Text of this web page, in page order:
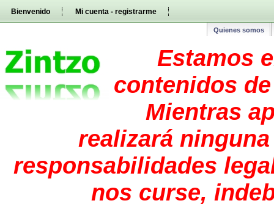
directamente
Bienvenido Mi cuenta - registrarme
Quienes somos
Estamos
contenidos
Mientras
realizará
responsabilidades
nos curse,